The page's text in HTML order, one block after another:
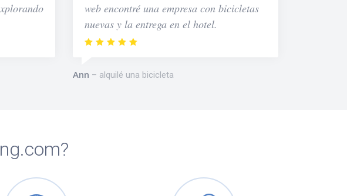
web encontré una empresa con bicicletas
nuevas y la entrega en el hotel.
Ann alquilé una bicicleta